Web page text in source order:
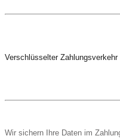
Verschlüsselter Zahlungsverkehr
Wir sichern Ihre Daten im